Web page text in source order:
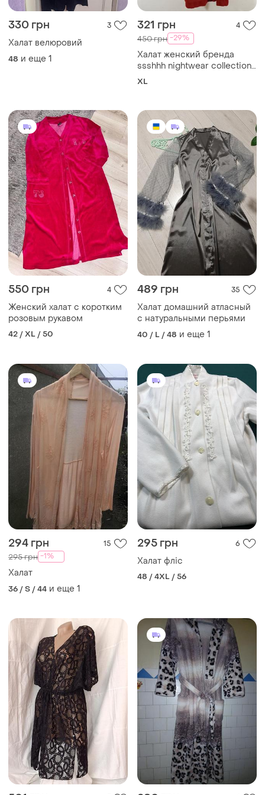
330 грн 3
Халат велюровий
48 и еще 1
321 грн 4
450 грн -29%
Халат женский бренда
ssshhh nightwear collection
красный, размер xl
XL
550 грн 4
Женский халат с коротким
розовым рукавом
42 / XL / 50
489 грн 35
Халат домашний атласный
с натуральными перьями
40 / L / 48 и еще 1
294 грн 15
295 грн -1%
Халат
36 / S / 44 и еще 1
295 грн 6
Халат фліс
48 / 4XL / 56